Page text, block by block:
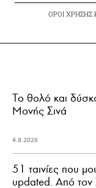
ΟΡΟΙ ΧΡΗΣΗΣ
Το θολό και
Μονής Σινά
4.8.2026
51 ταινίες που
updated. Aπό τον